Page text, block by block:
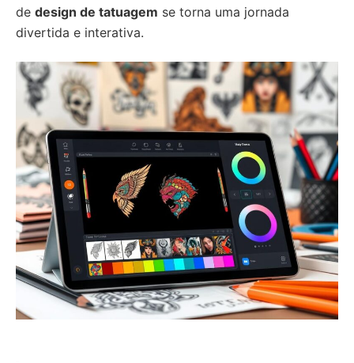
de design de tatuagem se torna uma jornada
divertida e interativa.